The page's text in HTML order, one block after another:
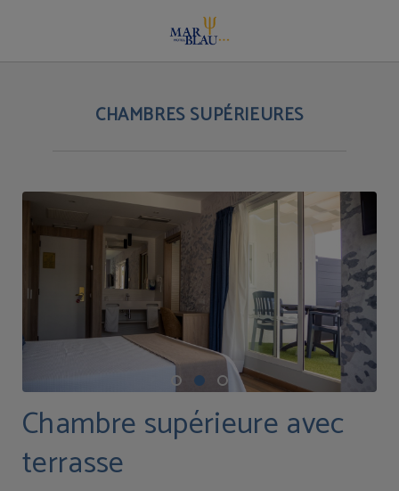
CHAMBRES SUPÉRIEURES
Chambre supérieure avec
terrasse